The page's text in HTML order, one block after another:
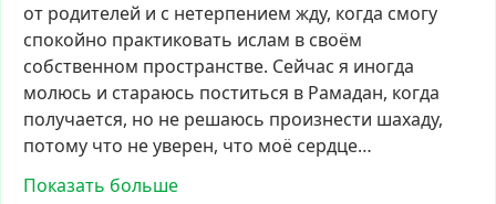
от родителей и с нетерпением жду, когда смогу
спокойно практиковать ислам в своём
собственном пространстве. Сейчас я иногда
молюсь и стараюсь поститься в Рамадан, когда
получается, но не решаюсь произнести шахаду,
потому что неуверен, что моё сердце…
Показать больше